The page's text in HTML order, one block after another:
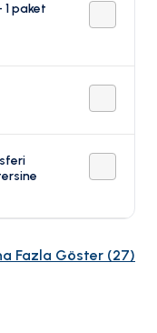
1 paket
Fazla Göster (27)